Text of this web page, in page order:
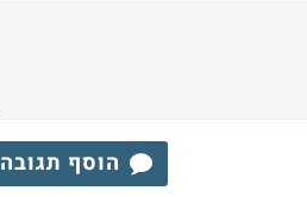
הוסף תגובה